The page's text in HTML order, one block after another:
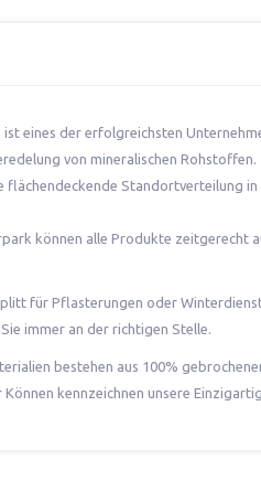
eines der erfolgreichsten
von mineralischen Rohstoffen.
Standortverteilung
können alle Produkte zeitgerecht
für Pflasterungen oder
immer an der richtigen Stelle.
bestehen aus 100%
kennzeichnen unsere